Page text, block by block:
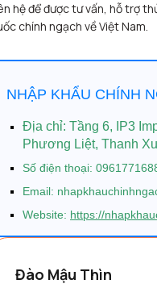
hệ để được tư vấn, hỗ trợ
chính ngạch về Việt Nam.
NHẬP KHẨU CHÍNH
Địa chỉ: Tầng 6, IP3
Phương Liệt, Thanh
Số điện thoại:
Email:
Website: https://
Đào Mậu Thìn